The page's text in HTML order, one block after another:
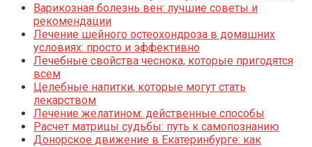
Варикозная болезнь вен: лучшие советы и
рекомендации
Лечение шейного остеохондроза в домашних
условиях: просто и эффективно
Лечебные свойства чеснока, которые пригодятся
всем
Целебные напитки, которые могут стать
лекарством
Лечение желатином: действенные способы
Расчет матрицы судьбы: путь к самопознанию
Донорское движение в Екатеринбурге: как